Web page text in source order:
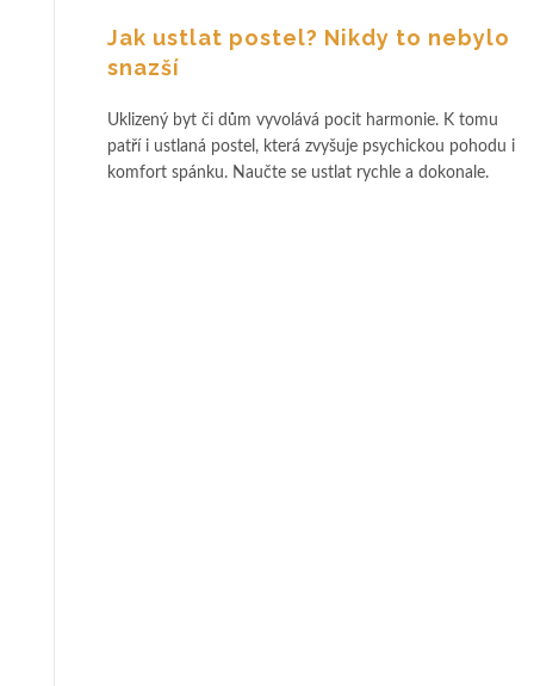
Jak ustlat postel? Nikdy to nebylo
snazší
Uklizený byt či dům vyvolává pocit harmonie. K tomu
patří i ustlaná postel, která zvyšuje psychickou pohodu i
komfort spánku. Naučte se ustlat rychle a dokonale.